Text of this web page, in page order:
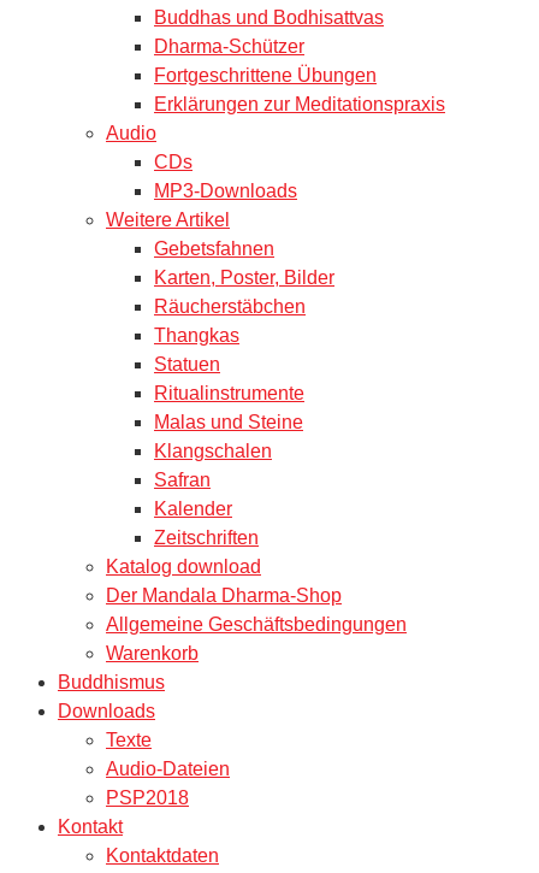
Buddhas und Bodhisattvas
Dharma-Schützer
Fortgeschrittene Übungen
Erklärungen zur Meditationspraxis
Audio
CDs
MP3-Downloads
Weitere Artikel
Gebetsfahnen
Karten, Poster, Bilder
Räucherstäbchen
Thangkas
Statuen
Ritualinstrumente
Malas und Steine
Klangschalen
Safran
Kalender
Zeitschriften
Katalog download
Der Mandala Dharma-Shop
Allgemeine Geschäftsbedingungen
Warenkorb
Buddhismus
Downloads
Texte
Audio-Dateien
PSP2018
Kontakt
Kontaktdaten